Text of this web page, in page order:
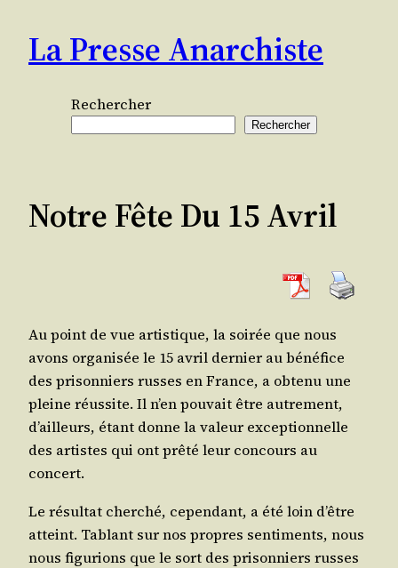
contenu
La Presse Anarchiste
Rechercher
Rechercher
Notre Fête Du 15 Avril
Au point de vue artis­tique, la soi­rée que nous
avons orga­ni­sée le 15 avril der­nier au béné­fice
des pri­son­niers russes en France, a obte­nu une
pleine réus­site. Il n’en pou­vait être autre­ment,
d’ailleurs, étant donne la valeur excep­tion­nelle
des artistes qui ont prê­té leur concours au
concert.
Le résul­tat cher­ché, cepen­dant, a été loin d’être
atteint. Tablant sur nos propres sen­ti­ments, nous
nous figu­rions que le sort des pri­son­niers russes